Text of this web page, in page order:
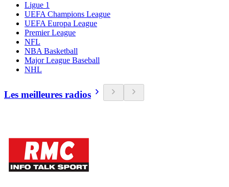
Ligue 1
UEFA Champions League
UEFA Europa League
Premier League
NFL
NBA Basketball
Major League Baseball
NHL
Les meilleures radios